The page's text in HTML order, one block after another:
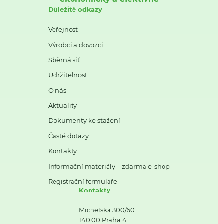
Důležité odkazy
Veřejnost
Výrobci a dovozci
Sběrná síť
Udržitelnost
O nás
Aktuality
Dokumenty ke stažení
Časté dotazy
Kontakty
Informační materiály – zdarma e-shop
Registrační formuláře
Kontakty
Michelská 300/60
140 00 Praha 4